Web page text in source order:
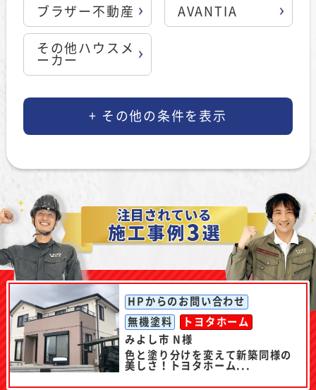
ブラザー不動産 AVANTIA
その他ハウスメ
ーカー
HPからのお問い合わせ
無機塗料
トヨタホーム
みよし市 N様
色と塗り分けを変えて新築同様の
美しさ！トヨタホーム...